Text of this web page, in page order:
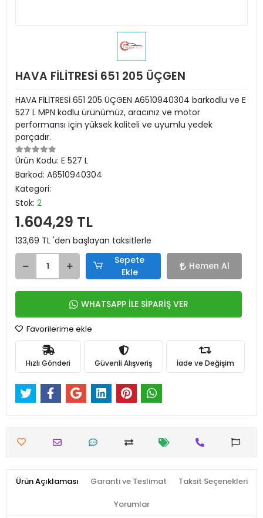
HAVA FİLİTRESİ 651 205 ÜÇGEN
HAVA FİLİTRESİ 651 205 ÜÇGEN A6510940304 barkodlu ve E
527 L MPN kodlu ürünümüz, aracınız ve motor
performansı için yüksek kaliteli ve uyumlu yedek
parçadır.
Ürün Kodu: E 527 L
Barkod: A6510940304
Kategori:
Stok: 2
1.604,29 TL
133,69 TL 'den başlayan taksitlerle
Sepete
Ekle
Hemen Al
WHATSAPP İLE SİPARİŞ VER
Favorilerime ekle
Hızlı Gönderi Güvenli Alışveriş İade ve Değişim
Ürün Açıklaması Garanti ve Teslimat Taksit Seçenekleri
Yorumlar